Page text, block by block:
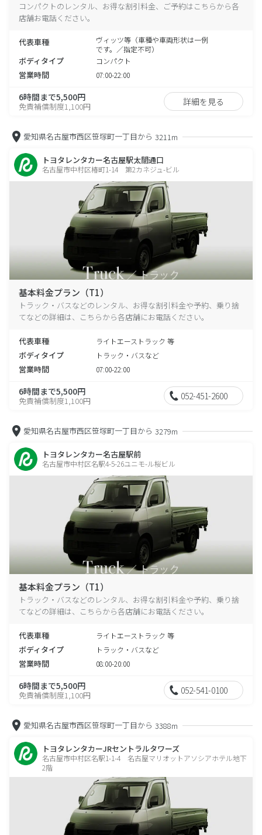
コンパクトのレンタル、お得な割引料金、ご予約はこちらから各
店舗お電話ください。
代表車種
ヴィッツ等（車種や車両形状は一例
です。／指定不可）
ボディタイプ コンパクト
営業時間 07:00-22:00
6時間まで5,500円
免責補償制度1,100円 詳細を見る
愛知県名古屋市西区笹塚町一丁目から 3211m
トヨタレンタカー名古屋駅太閤通口
名古屋市中村区椿町1-14 第2カネジュ-ビル
基本料金プラン（T1）
トラック・バスなどのレンタル、お得な割引料金や予約、乗り捨
てなどの詳細は、こちらから各店舗にお電話ください。
代表車種 ライトエーストラック 等
ボディタイプ トラック・バスなど
営業時間 07:00-22:00
6時間まで5,500円
免責補償制度1,100円 052-451-2600
愛知県名古屋市西区笹塚町一丁目から 3279m
トヨタレンタカー名古屋駅前
名古屋市中村区名駅4-5-26ユニモ-ル桜ビル
基本料金プラン（T1）
トラック・バスなどのレンタル、お得な割引料金や予約、乗り捨
てなどの詳細は、こちらから各店舗にお電話ください。
代表車種 ライトエーストラック 等
ボディタイプ トラック・バスなど
営業時間 08:00-20:00
6時間まで5,500円
免責補償制度1,100円 052-541-0100
愛知県名古屋市西区笹塚町一丁目から 3388m
トヨタレンタカーJRセントラルタワーズ
名古屋市中村区名駅1-1-4 名古屋マリオットアソシアホテル地下
2階